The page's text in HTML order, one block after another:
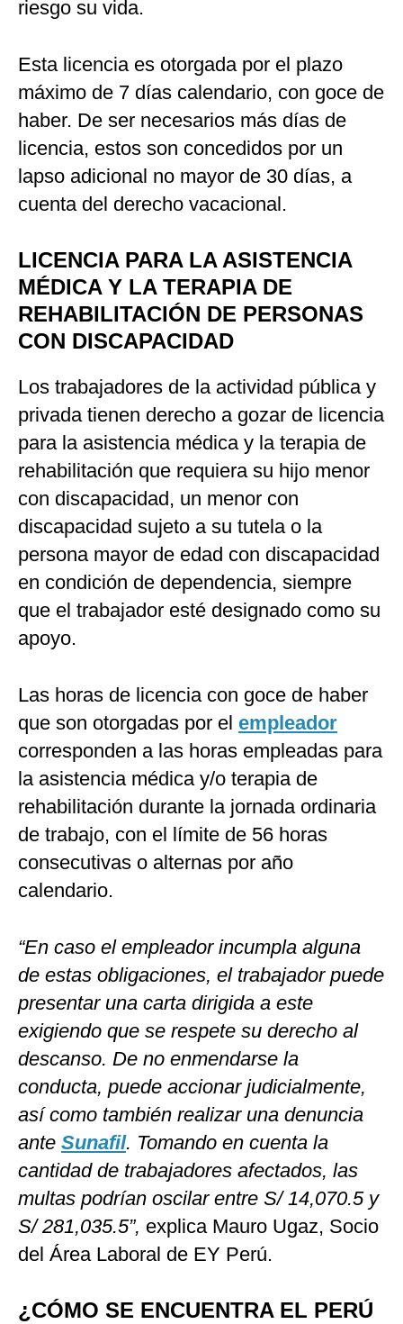
riesgo su vida.
Esta licencia es otorgada por el plazo
máximo de 7 días calendario, con goce de
haber. De ser necesarios más días de
licencia, estos son concedidos por un
lapso adicional no mayor de 30 días, a
cuenta del derecho vacacional.
LICENCIA PARA LA ASISTENCIA
MÉDICA Y LA TERAPIA DE
REHABILITACIÓN DE PERSONAS
CON DISCAPACIDAD
Los trabajadores de la actividad pública y
privada tienen derecho a gozar de licencia
para la asistencia médica y la terapia de
rehabilitación que requiera su hijo menor
con discapacidad, un menor con
discapacidad sujeto a su tutela o la
persona mayor de edad con discapacidad
en condición de dependencia, siempre
que el trabajador esté designado como su
apoyo.
Las horas de licencia con goce de haber
que son otorgadas por el empleador
corresponden a las horas empleadas para
la asistencia médica y/o terapia de
rehabilitación durante la jornada ordinaria
de trabajo, con el límite de 56 horas
consecutivas o alternas por año
calendario.
“En caso el empleador incumpla alguna
de estas obligaciones, el trabajador puede
presentar una carta dirigida a este
exigiendo que se respete su derecho al
descanso. De no enmendarse la
conducta, puede accionar judicialmente,
así como también realizar una denuncia
ante Sunafil. Tomando en cuenta la
cantidad de trabajadores afectados, las
multas podrían oscilar entre S/ 14,070.5 y
S/ 281,035.5”, explica Mauro Ugaz, Socio
del Área Laboral de EY Perú.
¿CÓMO SE ENCUENTRA EL PERÚ